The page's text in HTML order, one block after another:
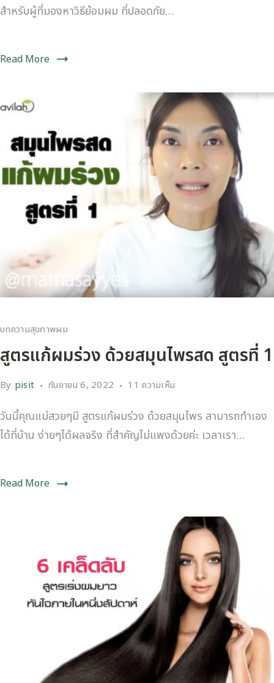
สำหรับผู้ที่มองหาวิธีย้อมผม ที่ปลอดภัย…
Read More
บทความสุขภาพผม
สูตรแก้ผมร่วง ด้วยสมุนไพรสด สูตรที่ 1
By pisit กันยายน 6, 2022 11 ความเห็น
วันนี้คุณแม่สวยๆมี สูตรแก้ผมร่วง ด้วยสมุนไพร สามารถทำเอง
ได้ที่บ้าน ง่ายๆได้ผลจริง ที่สำคัญไม่แพงด้วยค่ะ เวลาเรา…
Read More